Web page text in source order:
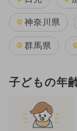
神奈川県
群馬県
子どもの年